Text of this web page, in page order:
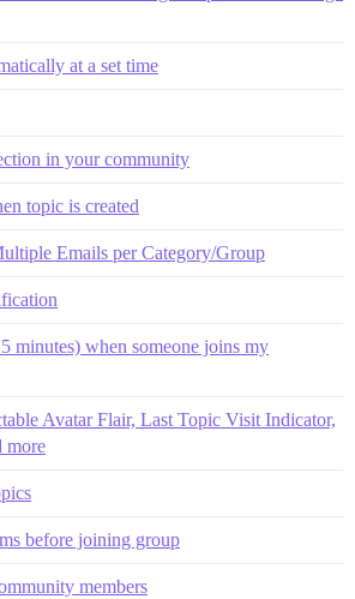
at a set time
in your community
topic is created
Emails per Category/Group
minutes) when someone joins my
Avatar Flair, Last Topic Visit Indicator,
more
before joining group
members